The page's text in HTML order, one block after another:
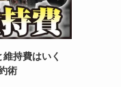
持費はいく
術